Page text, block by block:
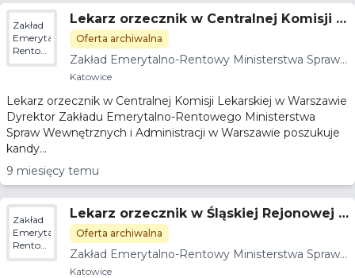
Zakład
Emerytalno-
Rentowy
Ministerstwa
i
Administracji
Lekarz orzecznik w Centralnej Komisji L
ekarskiej w Warszawie
Oferta archiwalna
Zakład Emerytalno-Rentowy Ministerstwa Spraw
Wewnętrznych i Administracji
Katowice
Lekarz orzecznik w Centralnej Komisji Lekarskiej w Warszawie
Dyrektor Zakładu Emerytalno-Rentowego Ministerstwa
Spraw Wewnętrznych i Administracji w Warszawie poszukuje
kandy...
9 miesięcy temu
Zakład
Emerytalno-
Rentowy
Ministerstwa
Lekarz orzecznik w Śląskiej Rejonowej K
omisji Lekarskiej
Oferta archiwalna
Zakład Emerytalno-Rentowy Ministerstwa Spraw
Wewnętrznych i Administracji
Katowice